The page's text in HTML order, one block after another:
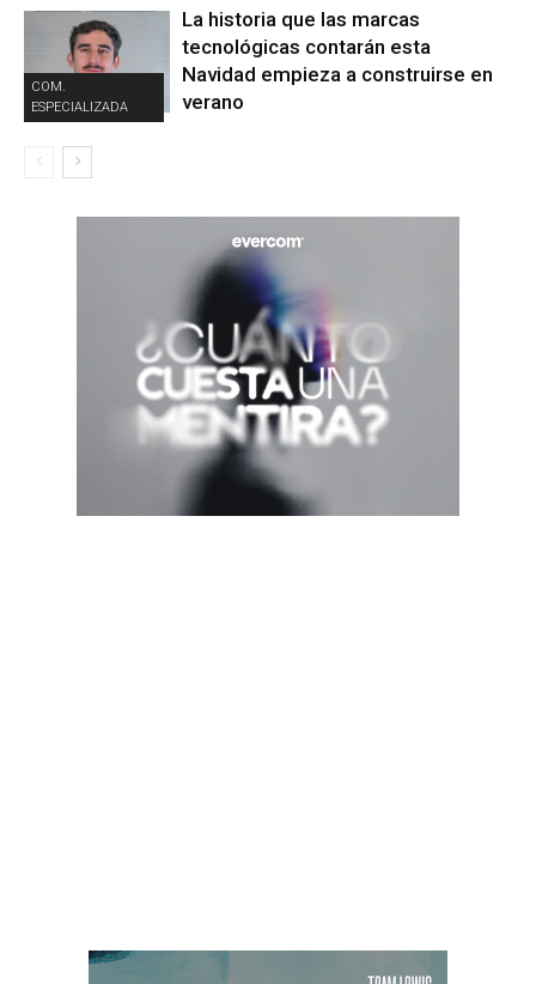
COM.
ESPECIALIZADA
La historia que las marcas
tecnológicas contarán esta
Navidad empieza a construirse en
verano